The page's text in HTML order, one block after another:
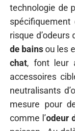
technologie de
risque d’odeurs
de bainsou les
chat, font leur
accessoires
neutralisants
mesure pour
comme l’odeur